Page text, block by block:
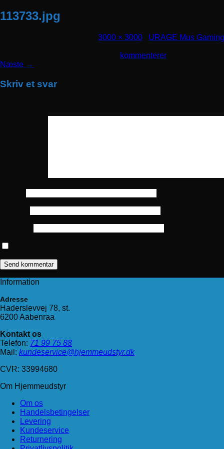
113733.jpg
3000 × 3000 URAGE Mus
kommenterer.
Næste →
Skriv et svar
Information
Adresse
Haderslevvej 78, st.
6200 Aabenraa
Kontakt os
Telefon: 71 99 75 88
Mail: kundeservice@hjemmeudstyr.dk
CVR: 33994680
Om Hjemmeudstyr
Om os
Handelsbetingelser
Levering
Kundeservice
Returnering